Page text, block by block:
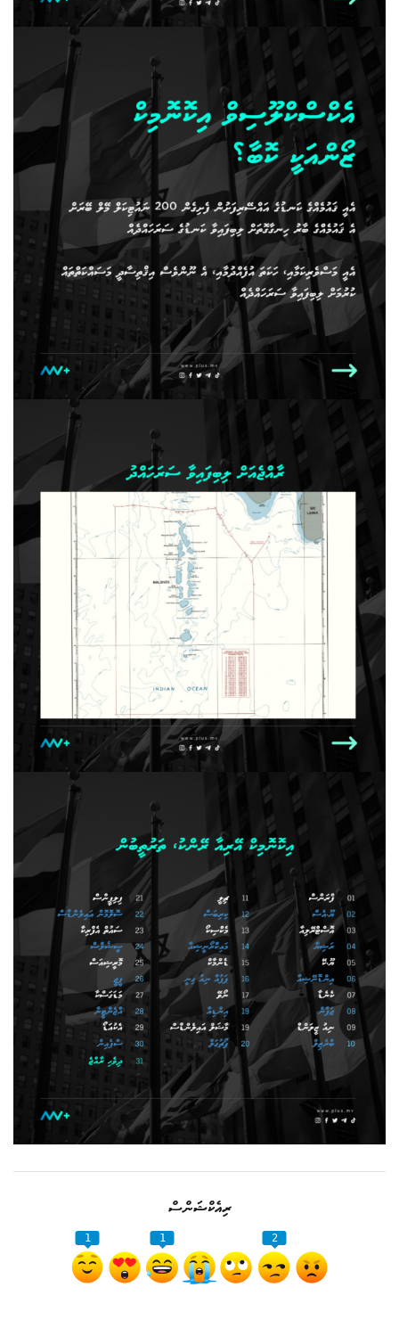
ރިއެކްޝަންސް
1 1 2